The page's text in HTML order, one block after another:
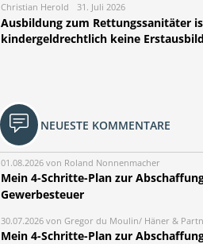
Christian Herold 31. Juli 2026
Ausbildung zum Rettungssanitäter
kindergeldrechtlich keine
NEUESTE KOMMENTARE
01.08.2026 von Roland Nonnenmacher
Mein 4-Schritte-Plan zur
Gewerbesteuer
30.07.2026 von Gregor du Moulin/ Häner &
Mein 4-Schritte-Plan zur